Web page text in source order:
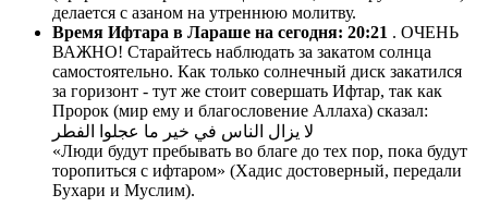
делается с азаном на утреннюю молитву.
Время Ифтара в Лараше на сегодня: 20:21 . ОЧЕНЬ
ВАЖНО! Старайтесь наблюдать за закатом солнца
самостоятельно. Как только солнечный диск закатился
за горизонт - тут же стоит совершать Ифтар, так как
Пророк (мир ему и благословение Аллаха) сказал:
لا يزال الناس في خير ما عجلوا الفطر
«Люди будут пребывать во благе до тех пор, пока будут
торопиться с ифтаром» (Хадис достоверный, передали
Бухари и Муслим).